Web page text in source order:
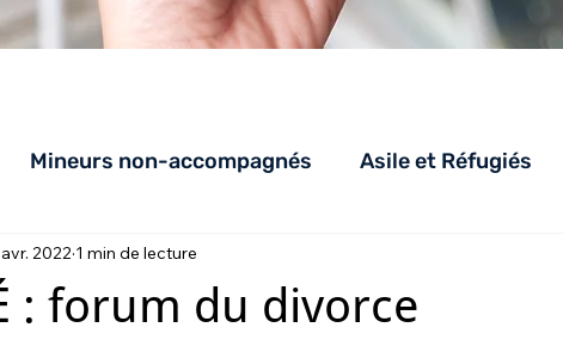
Mineurs non-accompagnés Asile et Réfugiés
CHRS LHSS
: forum du divorce
2022 1 min de lecture